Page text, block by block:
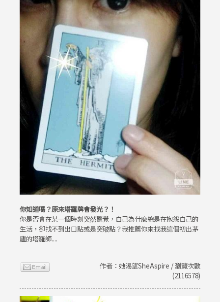
你知道嗎？原來塔羅牌會發光？！
你是否會在某一個時刻突然驚覺，自己為什麼總是在抱怨自己的
生活，卻找不到出口點或是突破點？我推薦你來找我這個初出茅
廬的塔羅師....
作者：她渴望SheAspire / 瀏覽次數
(2116578)